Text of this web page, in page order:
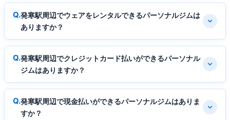
発寒駅周辺でウェアをレンタルできるパーソナルジムは
ありますか？
発寒駅周辺でクレジットカード払いができるパーソナル
ジムはありますか？
発寒駅周辺で現金払いができるパーソナルジムはありま
すか？